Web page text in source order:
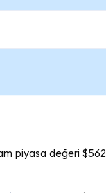
piyasa değeri